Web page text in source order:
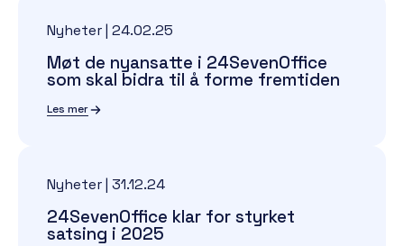
Nyheter| 24.02.25
Møt de nyansatte i 24SevenOffice
som skal bidra til å forme fremtiden
Les mer
Nyheter| 31.12.24
24SevenOffice klar for styrket
satsing i 2025